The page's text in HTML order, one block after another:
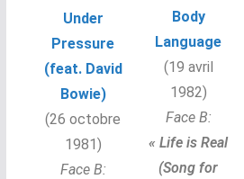
Under
Pressure
(feat. David
Bowie)
(26 octobre
1981)
Face B:
Body
Language
(19 avril
1982)
Face B:
« Life is Real
(Song for